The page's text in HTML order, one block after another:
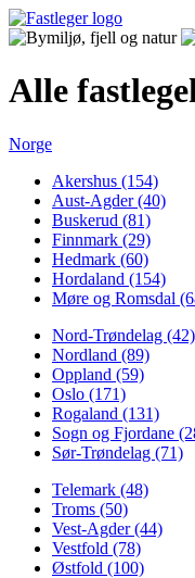
Alle
Norge
Akershus (154)
Aust-Agder (40)
Buskerud (81)
Finnmark (29)
Hedmark (60)
Hordaland (154)
Møre og Romsdal
Nord-Trøndelag (42)
Nordland (89)
Oppland (59)
Oslo (171)
Rogaland (131)
Sogn og Fjordane
Sør-Trøndelag (71)
Telemark (48)
Troms (50)
Vest-Agder (44)
Vestfold (78)
Østfold (100)